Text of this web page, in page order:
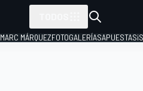
MARC MÁRQUEZFOTOGALERÍASAPUESTAS